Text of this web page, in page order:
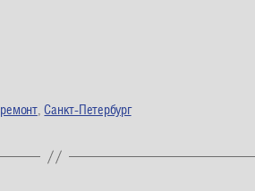
ремонт,Санкт-Петербург